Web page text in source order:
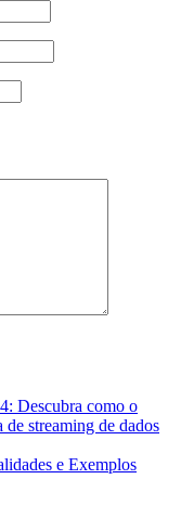
Descubra como o
streaming de dados
e Exemplos